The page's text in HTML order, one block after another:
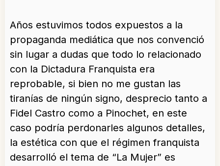
Años estuvimos todos expuestos a la
propaganda mediática que nos convenció
sin lugar a dudas que todo lo relacionado
con la Dictadura Franquista era
reprobable, si bien no me gustan las
tiranías de ningún signo, desprecio tanto a
Fidel Castro como a Pinochet, en este
caso podría perdonarles algunos detalles,
la estética con que el régimen franquista
desarrolló el tema de “La Mujer” es